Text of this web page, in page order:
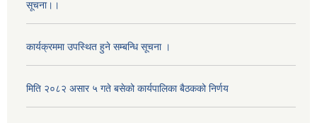
सूचना।।
कार्यक्रममा उपस्थित हुने सम्बन्धि सूचना ।
मिति २०८२ असार ५ गते बसेको कार्यपालिका बैठकको निर्णय